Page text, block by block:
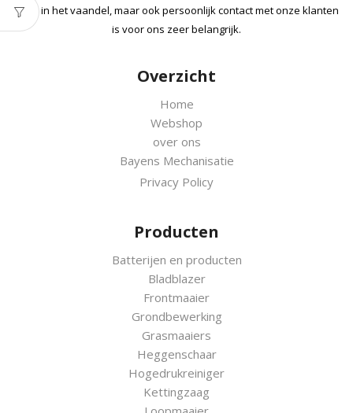
hoog in het vaandel, maar ook persoonlijk contact met onze klanten
is voor ons zeer belangrijk.
Overzicht
Home
Webshop
over ons
Bayens Mechanisatie
Privacy Policy
Producten
Batterijen en producten
Bladblazer
Frontmaaier
Grondbewerking
Grasmaaiers
Heggenschaar
Hogedrukreiniger
Kettingzaag